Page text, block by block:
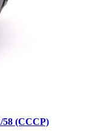
58 (СССР)